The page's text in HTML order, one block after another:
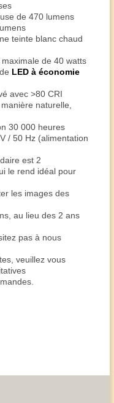
de 470 lumens
teinte blanc chaud
de 40 watts
LED à économie
avec >80 CRI
naturelle,
30 000 heures
/ 50 Hz (alimentation
est 2
le rend idéal pour
les images des
au lieu des 2 ans
pas à nous
veuillez vous